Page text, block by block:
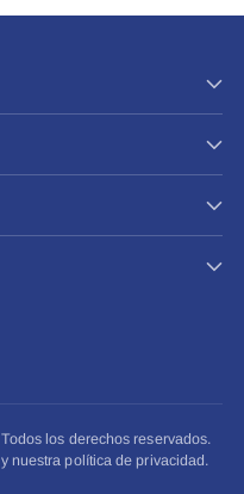
los derechos reservados.
nuestra política de privacidad.